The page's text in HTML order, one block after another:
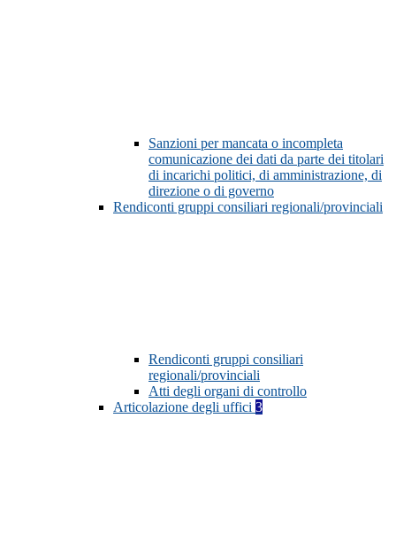
Sanzioni per mancata o incompleta
comunicazione dei dati da parte dei titolari
di incarichi politici, di amministrazione, di
direzione o di governo
Rendiconti gruppi consiliari regionali/provinciali
Rendiconti gruppi consiliari
regionali/provinciali
Atti degli organi di controllo
Articolazione degli uffici 3